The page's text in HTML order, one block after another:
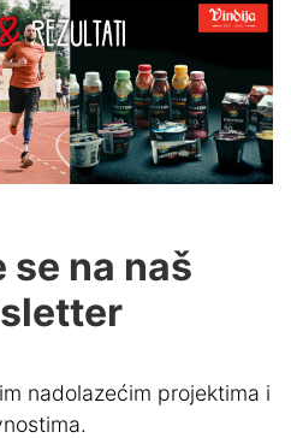
se na naš
nadolazećim projektima i